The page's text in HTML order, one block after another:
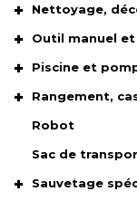
Nettoyage,
Outil manuel et
Piscine et
Rangement,
Robot
Sac de
Sauvetage